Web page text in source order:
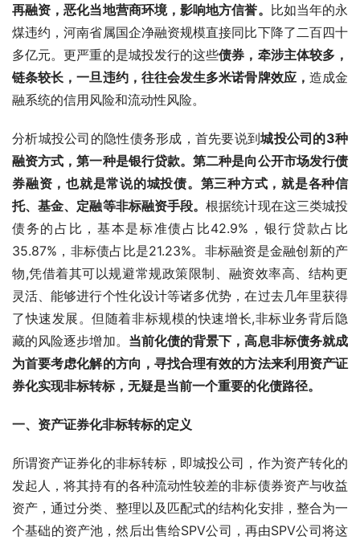
再融资，恶化当地营商环境，影响地方信誉。 比如当年的永
煤违约，河南省属国企净融资规模直接同比下降了二百四十
多亿元。更严重的是城投发行的这些债券，牵涉主体较多，
链条较长，一旦违约，往往会发生多米诺骨牌效应， 造成金
融系统的信用风险和流动性风险。
分析城投公司的隐性债务形成，首先要说到城投公司的3种
融资方式，第一种是银行贷款。第二种是向公开市场发行债
券融资，也就是常说的城投债。第三种方式，就是各种信
托、基金、定融等非标融资手段。根据统计现在这三类城投
债务的占比，基本是标准债占比42.9%，银行贷款占比
35.87%，非标债占比是21.23%。非标融资是金融创新的产
物,凭借着其可以规避常规政策限制、融资效率高、结构更
灵活、能够进行个性化设计等诸多优势，在过去几年里获得
了快速发展。但随着非标规模的快速增长,非标业务背后隐
藏的风险逐步增加。 当前化债的背景下，高息非标债务就成
为首要考虑化解的方向，寻找合理有效的方法来利用资产证
券化实现非标转标，无疑是当前一个重要的化债路径。
一、资产证券化非标转标的定义
所谓资产证券化的非标转标，即城投公司，作为资产转化的
发起人，将其持有的各种流动性较差的非标债券资产与收益
资产，通过分类、整理以及匹配式的结构化安排，整合为一
个基础的资产池，然后出售给SPV公司，再由SPV公司将这